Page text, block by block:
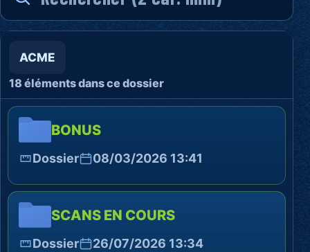
ACME
18 éléments dans ce dossier
BONUS
Dossier 08/03/2026 13:41
SCANS EN COURS
Dossier 26/07/2026 13:34